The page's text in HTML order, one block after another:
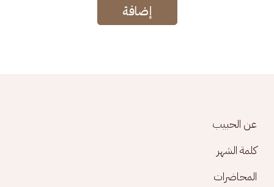
إضافة
Footer menu
عن الحبيب
كلمة الشهر
المحاضرات